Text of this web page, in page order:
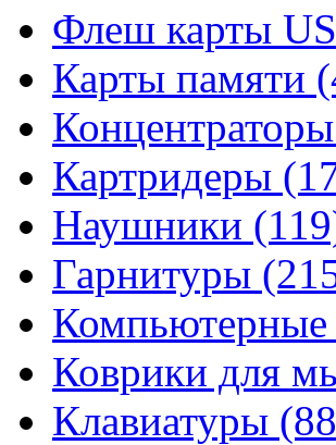
Флеш карты
Карты памяти
Картридеры
Наушники
Гарнитуры
Коврики для
Клавиатуры